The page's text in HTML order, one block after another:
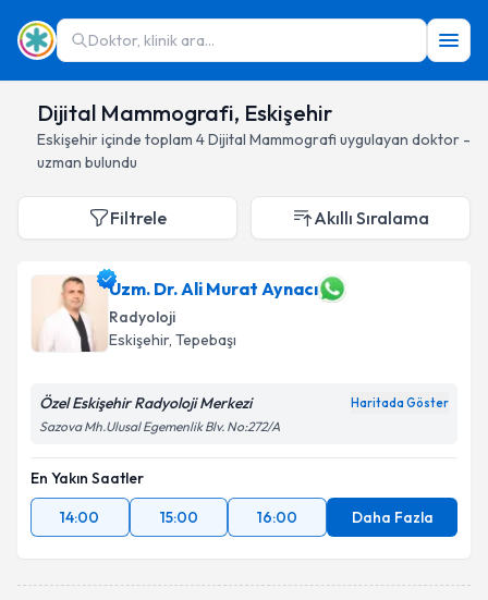
Doktor, klinik ara...
Dijital Mammografi, Eskişehir
Eskişehiriçinde toplam 4Dijital Mammografi uygulayan doktor -
uzman bulundu
Filtrele Akıllı Sıralama
Uzm. Dr. Ali Murat Aynacı
Radyoloji
Eskişehir, Tepebaşı
Özel Eskişehir Radyoloji Merkezi Haritada Göster
Sazova Mh.Ulusal Egemenlik Blv. No:272/A
En Yakın Saatler
14:00
15:00 16:00 Daha Fazla